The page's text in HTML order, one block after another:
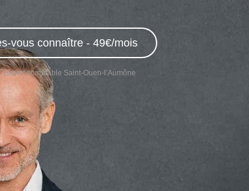
vous connaître - 49€/mois
Expert comptable Saint-Ouen-l’Aumône